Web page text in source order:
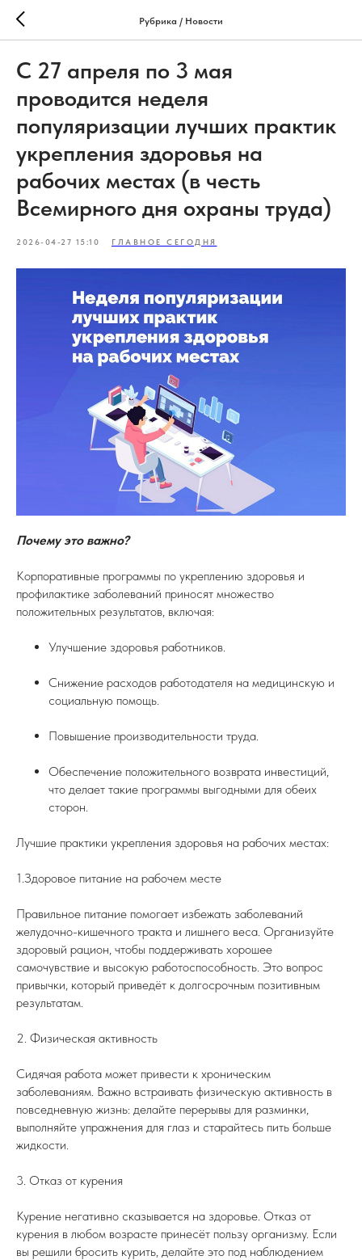
Рубрика / Новости
С 27 апреля по 3 мая
проводится неделя
популяризации лучших практик
укрепления здоровья на
рабочих местах (в честь
Всемирного дня охраны труда)
2026-04-27 15:10 ГЛАВНОЕ СЕГОДНЯ
Почему это важно?
Корпоративные программы по укреплению здоровья и
профилактике заболеваний приносят множество
положительных результатов, включая:
Улучшение здоровья работников.
Снижение расходов работодателя на медицинскую и
социальную помощь.
Повышение производительности труда.
Обеспечение положительного возврата инвестиций,
что делает такие программы выгодными для обеих
сторон.
Лучшие практики укрепления здоровья на рабочих местах:
1.Здоровое питание на рабочем месте
Правильное питание помогает избежать заболеваний
желудочно-кишечного тракта и лишнего веса. Организуйте
здоровый рацион, чтобы поддерживать хорошее
самочувствие и высокую работоспособность. Это вопрос
привычки, который приведёт к долгосрочным позитивным
результатам.
2. Физическая активность
Сидячая работа может привести к хроническим
заболеваниям. Важно встраивать физическую активность в
повседневную жизнь: делайте перерывы для разминки,
выполняйте упражнения для глаз и старайтесь пить больше
жидкости.
3. Отказ от курения
Курение негативно сказывается на здоровье. Отказ от
курения в любом возрасте принесёт пользу организму. Если
вы решили бросить курить, делайте это под наблюдением